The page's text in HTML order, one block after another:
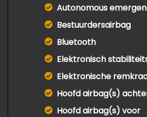
Autonomous
Bestuurdersairbag
Bluetooth
Elektronisch
Elektronische
Hoofd airbag(s)
Hoofd airbag(s) voor